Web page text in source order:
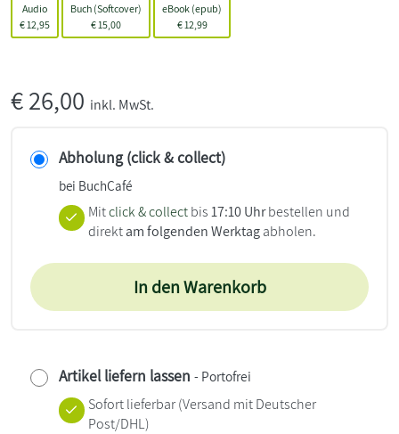
Audio
€ 12,95
Buch (Softcover)
€ 15,00
eBook (epub)
€12,99
€26,00 inkl. MwSt.
Abholung (click & collect)
bei BuchCafé
Mitclick & collect bis17:10 Uhrbestellen und
direktam folgenden Werktagabholen.
In den Warenkorb
Artikel liefern lassen - Portofrei
Sofort lieferbar(Versand mit Deutscher
Post/DHL)